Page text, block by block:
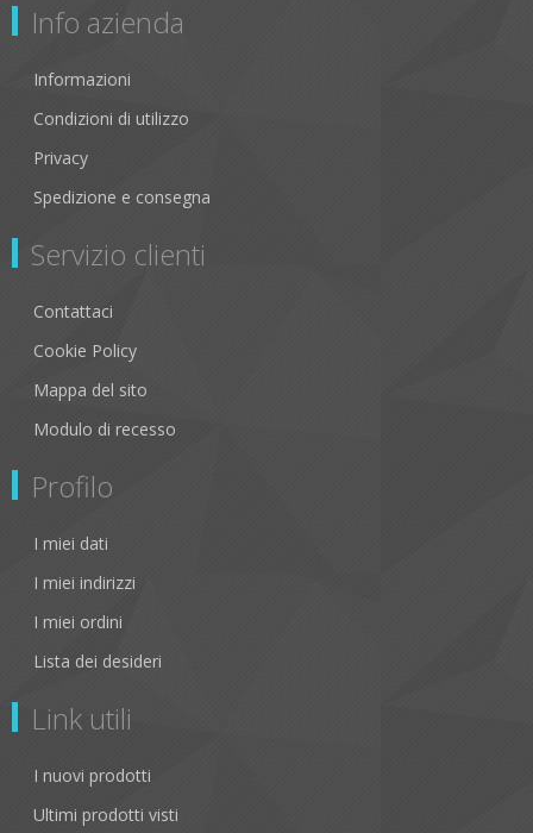
Info azienda
Informazioni
Condizioni di utilizzo
Privacy
Spedizione e consegna
Servizio clienti
Contattaci
Cookie Policy
Mappa del sito
Modulo di recesso
Profilo
I miei dati
I miei indirizzi
I miei ordini
Lista dei desideri
Link utili
I nuovi prodotti
Ultimi prodotti visti